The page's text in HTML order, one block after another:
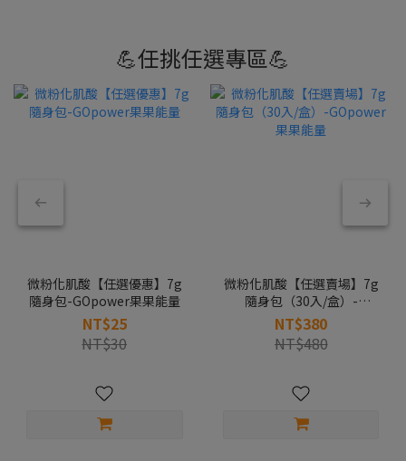
💪任挑任選專區💪
微粉化肌酸【任選優惠】7g
隨身包-GOpower果果能量
NT$25
NT$30
微粉化肌酸【任選賣場】7g
隨身包（30入/盒）-
GOpower果果能量
NT$380
NT$480